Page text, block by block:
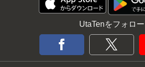
UtaTenをフォロー